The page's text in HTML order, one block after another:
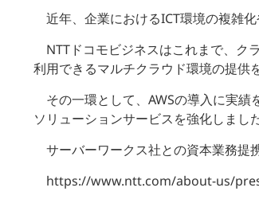
近年、企業におけるICT環境の複雑
NTTドコモビジネスはこれまで、ク
利用できるマルチクラウド環境の提供
その一環として、AWSの導入に実
ソリューションサービスを強化しまし
サーバーワークス社との資本業務提
https://www.ntt.com/about-us/